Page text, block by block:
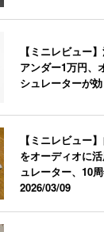
【ミニレビュー
アンダー1万円、
シュレーターが
【ミニレビュー
をオーディオに
ュレーター、10
2026/03/09